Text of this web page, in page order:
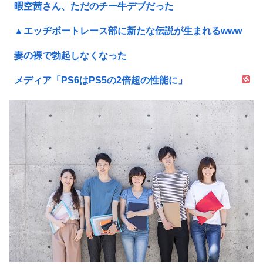
暇空茜さん、ただのチー牛デブだった
▲エッヂボートレース部に新たな伝説が生まれるwww
妻の裸で勃起しなくなった
メディア「PS6はPS5の2倍超の性能に」